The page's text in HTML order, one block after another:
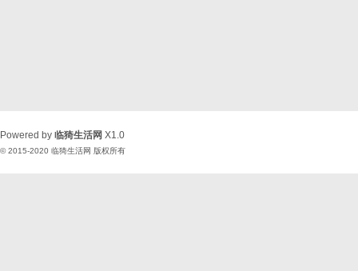
Powered by 临猗生活网 X1.0
© 2015-2020 临猗生活网 版权所有